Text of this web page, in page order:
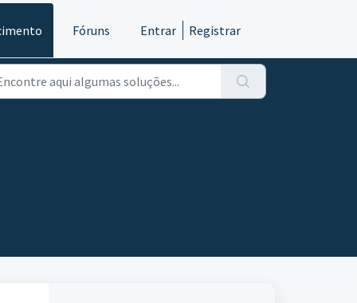
Fóruns Entrar Registrar